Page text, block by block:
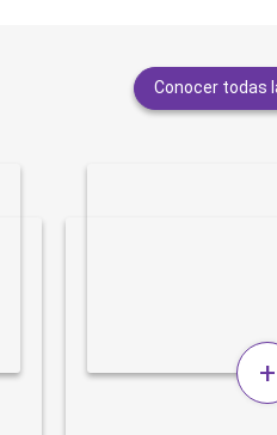
Conocer todas
+